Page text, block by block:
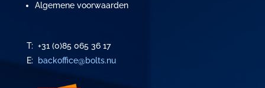
Algemene voorwaarden
T: +31 (0)85 065 36 17
E:
backoffice@bolts.nu